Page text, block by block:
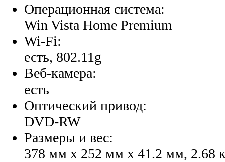
Операционная система:
Win Vista Home Premium
Wi-Fi:
есть, 802.11g
Веб-камера:
есть
Оптический привод:
DVD-RW
Размеры и вес:
378 мм x 252 мм x 41.2 мм, 2.68